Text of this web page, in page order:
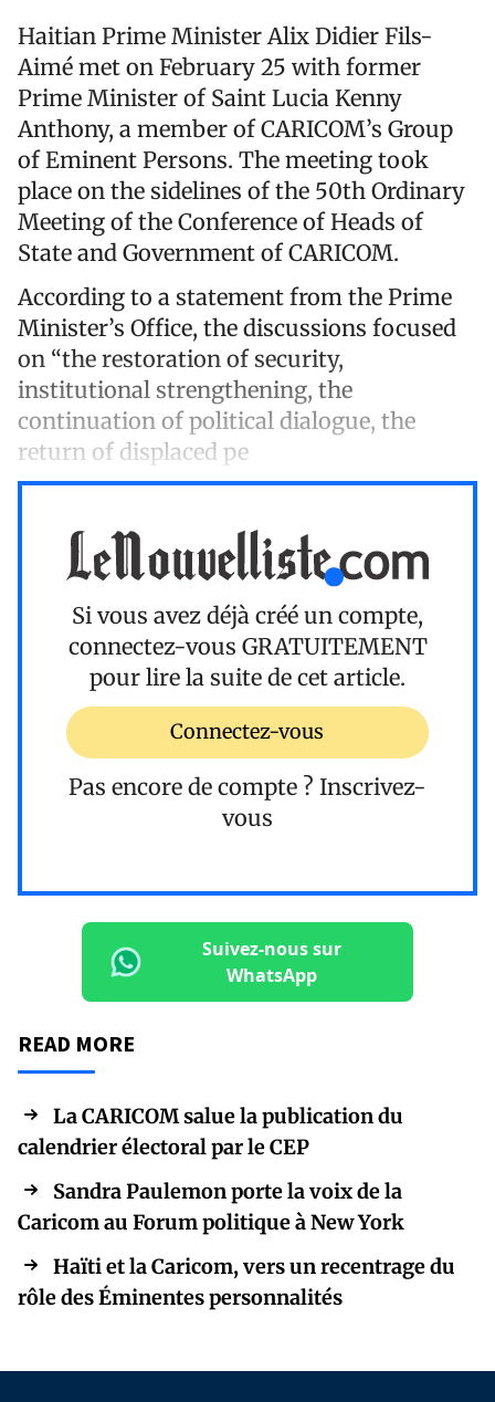
Haitian Prime Minister Alix Didier Fils-
Aimé met on February 25 with former
Prime Minister of Saint Lucia Kenny
Anthony, a member of CARICOM’s Group
of Eminent Persons. The meeting took
place on the sidelines of the 50th Ordinary
Meeting of the Conference of Heads of
State and Government of CARICOM.
According to a statement from the Prime
Minister’s Office, the discussions focused
on “the restoration of security,
institutional strengthening, the
continuation of political dialogue, the
return of displaced pe
Si vous avez déjà créé un compte,
connectez-vous GRATUITEMENT
pour lire la suite de cet article.
Connectez-vous
Pas encore de compte ? Inscrivez-
vous
Suivez-nous sur
WhatsApp
READ MORE
La CARICOM salue la publication du
calendrier électoral par le CEP
Sandra Paulemon porte la voix de la
Caricom au Forum politique à New York
Haïti et la Caricom, vers un recentrage du
rôle des Éminentes personnalités